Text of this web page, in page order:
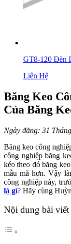
GT8-120 Đèn
Liên Hệ
Băng Keo
Của Băng
Ngày đăng: 31
Băng keo công
công nghiệp băng
kéo theo đó băng
mẫu mã hơn. Vậy
công nghiệp này,
là gì? Hãy cùng
Nội dung bài viết